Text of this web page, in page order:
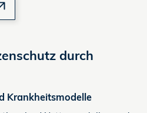
durch
Krankheitsmodelle